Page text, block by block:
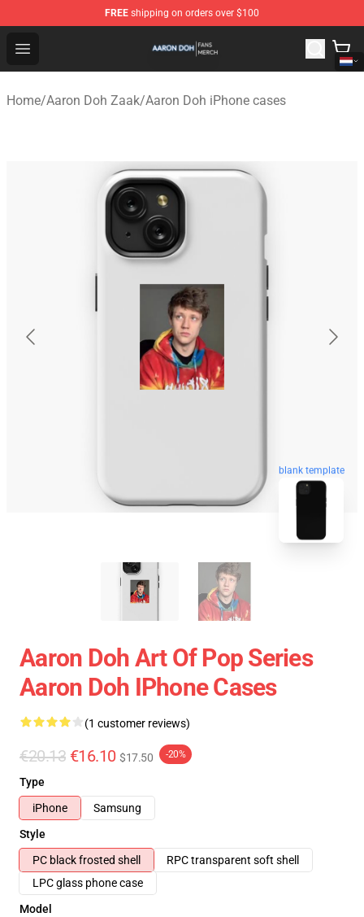
FREE shipping on orders over $100
Open menu
Aaron Doh Shop - Official Aaron Doh Merchandise Store
Home/Aaron Doh Zaak/Aaron Doh iPhone cases
blank template
Aaron Doh Art Of Pop Series
Aaron Doh IPhone Cases
(1 customer reviews)
€20.13 €16.10 $17.50 -20%
Type
iPhone
Samsung
Style
PC black frosted shell
RPC transparent soft shell
LPC glass phone case
Model